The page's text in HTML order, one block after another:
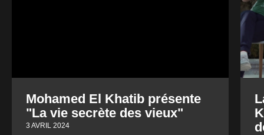
Mohamed El Khatib présente
"La vie secrète des vieux"
3 AVRIL 2024